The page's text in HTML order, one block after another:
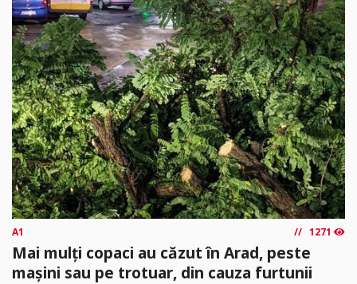
A1 1271
Mai mulți copaci au căzut în Arad, peste
mașini sau pe trotuar, din cauza furtunii